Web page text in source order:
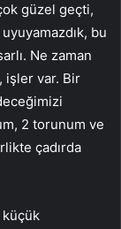
güzel geçti,
bu
Ne zaman
işler var. Bir
2 torunum ve
çadırda
küçük